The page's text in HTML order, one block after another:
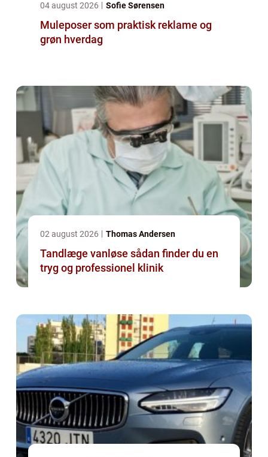
04 august 2026 Sofie Sørensen
Muleposer som praktisk reklame og
grøn hverdag
02 august 2026 Thomas Andersen
Tandlæge vanløse sådan finder du en
tryg og professionel klinik